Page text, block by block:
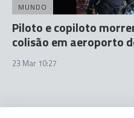
MUNDO
Piloto e copiloto
colisão em aeroporto
23 Mar 10:27